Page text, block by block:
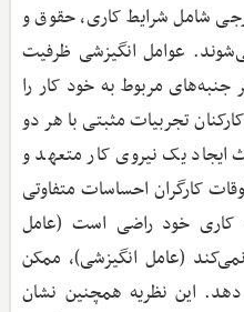
شامل شرایط کاری، حقوق و
عوامل انگیزشی ظرفیت
جنبه‌های مربوط به خود کار را
تجربیات مثبتی با هر دو
ایجاد یک نیروی کار متعهد و
کارگران احساسات متفاوتی
کاری خود راضی است (عامل
(عامل انگیزشی)، ممکن
این نظریه همچنین نشان